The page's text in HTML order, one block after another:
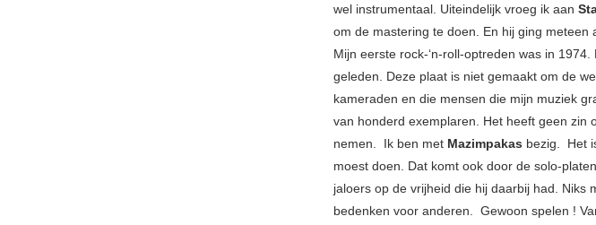
wel instrumentaal. Uiteindelijk vroeg ik aan
om de mastering te doen. En hij ging
Mijn eerste rock-‘n-roll-optreden was in
geleden. Deze plaat is niet gemaakt om de
kameraden en die mensen die mijn muziek
van honderd exemplaren. Het heeft geen zin
nemen. Ik ben met Mazimpakas bezig. Het
moest doen. Dat komt ook door de solo-
jaloers op de vrijheid die hij daarbij had. Niks
bedenken voor anderen. Gewoon spelen !